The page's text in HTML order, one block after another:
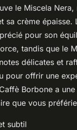
le Miscela
sa crème épaisse.
pour son
tandis que le
délicates et
pour offrir une
Borbone a
que vous
subtil